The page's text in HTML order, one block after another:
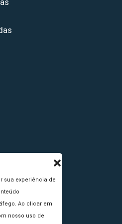
sua experiência de
Ao clicar em
nosso uso de